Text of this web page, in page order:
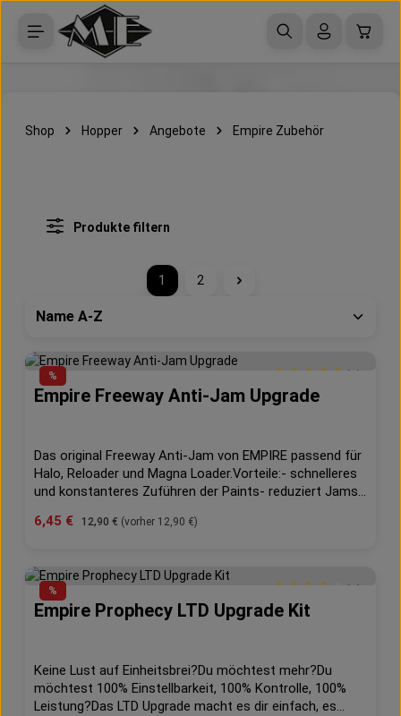
Zum Hauptinhalt springen
Shop Hopper Angebote Empire Zubehör
Produkte filtern
Seite
1
Seite
2
%
Durchschnittliche
Empire Freeway Anti-Jam Upgrade
Das original Freeway Anti-Jam von EMPIRE passend für
Halo, Reloader und Magna Loader.Vorteile:- schnelleres
und konstanteres Zuführen der Paints- reduziert Jams
Batterie- ersetzt beide alten Anti-Jams- leichter
System behutsam mit brüchigen Paints
Verkaufspreis:
6,45 € Regulärer Preis:
12,90 € (vorher 12,90 €)
%
Durchschnittliche
Empire Prophecy LTD Upgrade Kit
Keine Lust auf Einheitsbrei?Du möchtest mehr?Du
möchtest 100% Einstellbarkeit, 100% Kontrolle, 100%
Leistung?Das LTD Upgrade macht es dir einfach, es